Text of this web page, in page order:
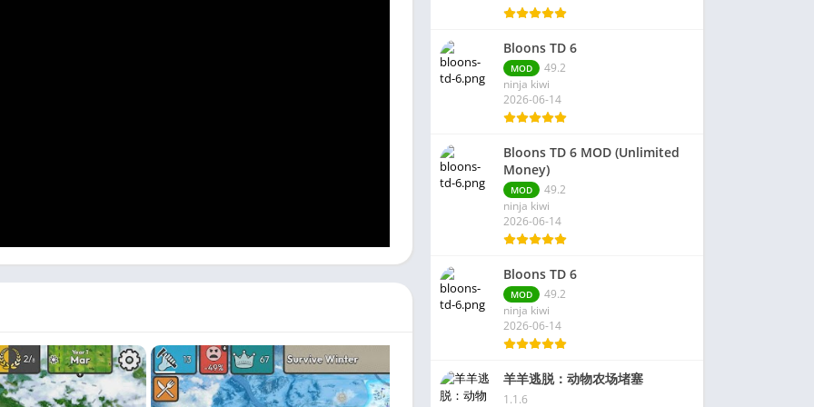
Bloons TD 6
MOD
49.2
ninja kiwi
2026-06-14
Bloons TD 6 MOD (Unlimited
Money)
MOD
49.2
ninja kiwi
2026-06-14
Bloons TD 6
MOD
49.2
ninja kiwi
2026-06-14
羊羊逃脱：动物农场堵塞
1.1.6